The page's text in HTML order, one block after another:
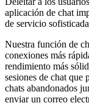
aplicación de chat
de servicio
Nuestra función de
conexiones más
rendimiento más
sesiones de chat que
chats abandonados
enviar un correo